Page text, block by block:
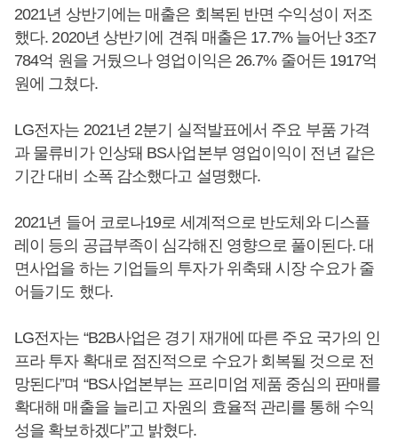
2021년 상반기에는 매출은 회복된 반면 수익성이 저조
했다. 2020년 상반기에 견줘 매출은 17.7% 늘어난 3조7
784억 원을 거뒀으나 영업이익은 26.7% 줄어든 1917억
원에 그쳤다.
LG전자는 2021년 2분기 실적발표에서 주요 부품 가격
과 물류비가 인상돼 BS사업본부 영업이익이 전년 같은
기간 대비 소폭 감소했다고 설명했다.
2021년 들어 코로나19로 세계적으로 반도체와 디스플
레이 등의 공급부족이 심각해진 영향으로 풀이된다. 대
면사업을 하는 기업들의 투자가 위축돼 시장 수요가 줄
어들기도 했다.
LG전자는 “B2B사업은 경기 재개에 따른 주요 국가의 인
프라 투자 확대로 점진적으로 수요가 회복될 것으로 전
망된다”며 “BS사업본부는 프리미엄 제품 중심의 판매를
확대해 매출을 늘리고 자원의 효율적 관리를 통해 수익
성을 확보하겠다”고 밝혔다.